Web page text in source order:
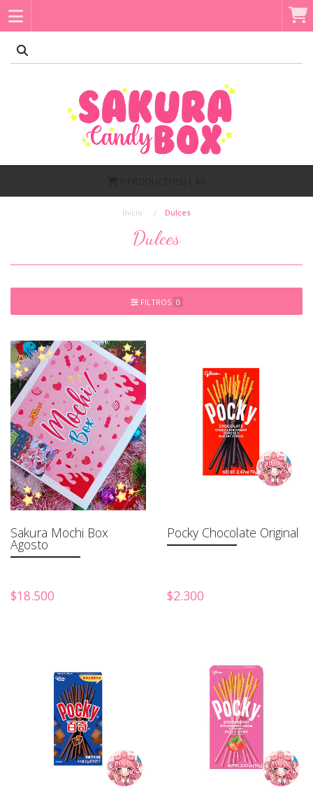
Inicio Dulces
Dulces
FILTROS 0
Sakura Mochi Box
Agosto
$18.500
Pocky Chocolate Original
$2.300